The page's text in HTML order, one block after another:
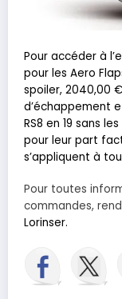
Pour accéder à
pour les Aero
spoiler, 2040,00
d’échappement
RS8 en 19 sans
pour leur part
s’appliquent à
Pour toutes
commandes,
Lorinser.